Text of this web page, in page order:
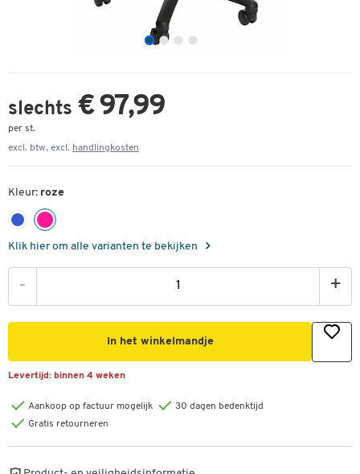
slechts € 97,99
per st.
excl. btw, excl. handlingkosten
Kleur: roze
Klik hier om alle varianten te bekijken
- +
In het winkelmandje
Levertijd: binnen 4 weken
Aankoop op factuur mogelijk
30 dagen bedenktijd
Gratis retourneren